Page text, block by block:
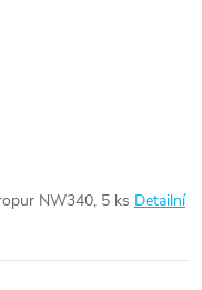
NW340, 5 ks Detailní